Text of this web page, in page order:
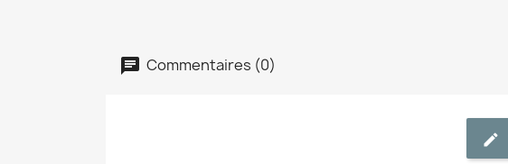
Commentaires (0)